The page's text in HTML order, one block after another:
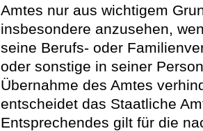
Amtes nur aus wichtigem
insbesondere anzusehen,
seine Berufs- oder
oder sonstige in seiner
Übernahme des Amtes
entscheidet das Staatliche
Entsprechendes gilt für die